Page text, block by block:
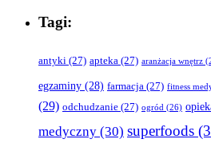
Tagi:
antyki (27) apteka (27) aranżacja wnętrz
egzaminy (28) farmacja (27) fitness
(29) odchudzanie (27) ogród (26)
medyczny (30) superfoods